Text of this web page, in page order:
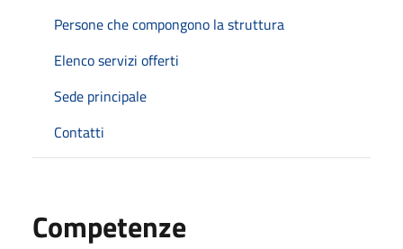
Persone che compongono la struttura
Elenco servizi offerti
Sede principale
Contatti
Competenze